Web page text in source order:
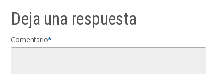
Deja una respuesta
Comentario*